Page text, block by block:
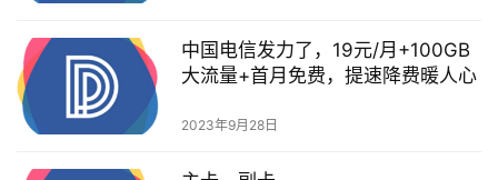
中国电信发力了，19元/月+100GB
大流量+首月免费，提速降费暖人心
2023年9月28日